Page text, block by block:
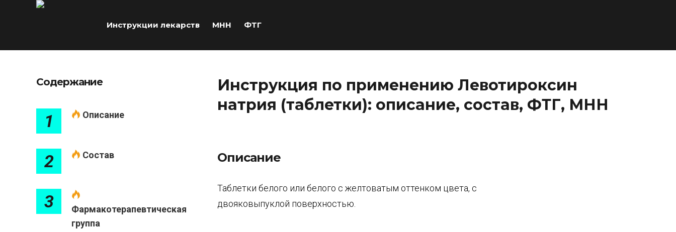
Инструкции лекарств МНН ФТГ
Инструкция по применению Левотироксин
натрия (таблетки): описание, состав, ФТГ, МНН
Описание
Таблетки белого или белого с желтоватым оттенком цвета, с
двояковыпуклой поверхностью.
Содержание
1 Описание
2 Состав
3
Фармакотерапевтическая
группа